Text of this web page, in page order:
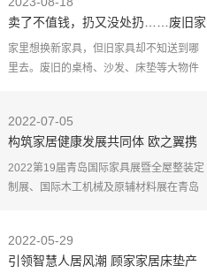
民政府共同主办，厚街
卖了不值钱，扔又没处扔……废旧家
具该怎么处理？
家里想换新家具，但旧家具却不知送到哪
里去。废旧的桌椅、沙发、床垫等大物件
棘手。8 月 18 日
2022-07-05
构筑家居健康发展共同体 欧之翼携
手丰源新材亮相青岛国际家具展
2022第19届青岛国际家具展暨全屋整装定
制展、国际木工机械及原辅材料展在青岛
具协会、深圳市家
2022-05-29
引领智慧人居风潮 顾家家居床垫产